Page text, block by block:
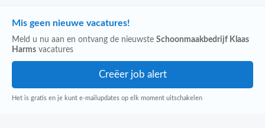
Mis geen nieuwe vacatures!
Meld u nu aan en ontvang de nieuwste Schoonmaakbedrijf Klaas
Harms vacatures
Het is gratis en je kunt e-mailupdates op elk moment uitschakelen